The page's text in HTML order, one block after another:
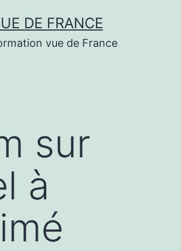
DE FRANCE
vue de France
sur
à